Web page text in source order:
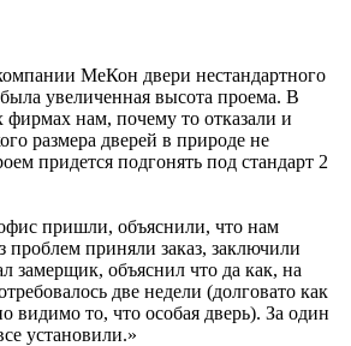
МеКон двери нестандартного
увеличенная высота проема. В
фирмах нам, почему то отказали и
размера дверей в природе не
придется подгонять под стандарт 2
пришли, объяснили, что нам
проблем приняли заказ, заключили
замерщик, объяснил что да как, на
две недели (долговато как
видимо то, что особая дверь). За один
установили.